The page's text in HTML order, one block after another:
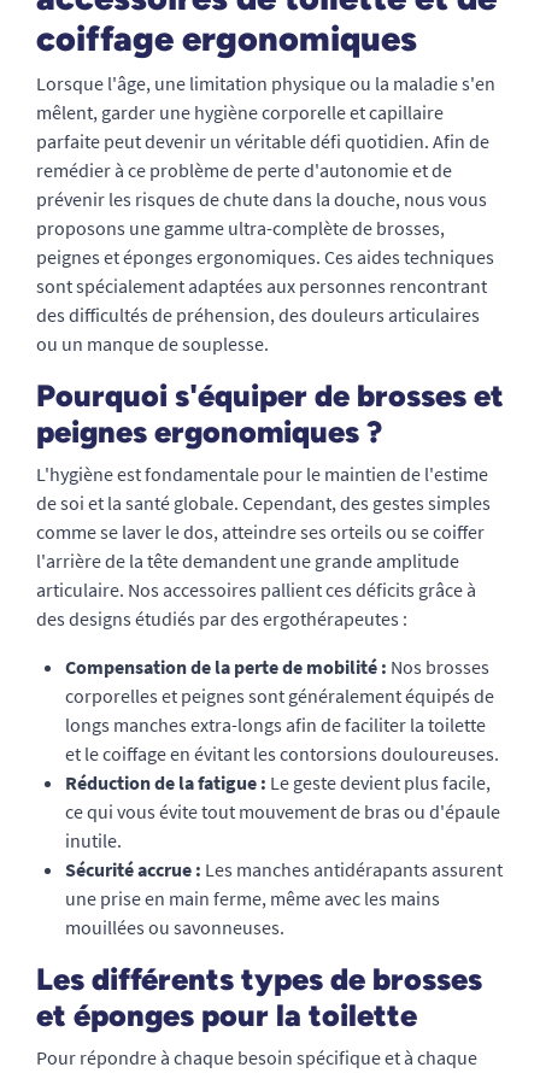
coiffage ergonomiques
Lorsque l'âge, une limitation physique ou la maladie s'en
mêlent, garder une hygiène corporelle et capillaire
parfaite peut devenir un véritable défi quotidien. Afin de
remédier à ce problème de perte d'autonomie et de
prévenir les risques de chute dans la douche, nous vous
proposons une gamme ultra-complète de brosses,
peignes et éponges ergonomiques. Ces aides techniques
sont spécialement adaptées aux personnes rencontrant
des difficultés de préhension, des douleurs articulaires
ou un manque de souplesse.
Pourquoi s'équiper de brosses et
peignes ergonomiques ?
L'hygiène est fondamentale pour le maintien de l'estime
de soi et la santé globale. Cependant, des gestes simples
comme se laver le dos, atteindre ses orteils ou se coiffer
l'arrière de la tête demandent une grande amplitude
articulaire. Nos accessoires pallient ces déficits grâce à
des designs étudiés par des ergothérapeutes :
Compensation de la perte de mobilité : Nos brosses
corporelles et peignes sont généralement équipés de
longs manches extra-longs afin de faciliter la toilette
et le coiffage en évitant les contorsions douloureuses.
Réduction de la fatigue : Le geste devient plus facile,
ce qui vous évite tout mouvement de bras ou d'épaule
inutile.
Sécurité accrue : Les manches antidérapants assurent
une prise en main ferme, même avec les mains
mouillées ou savonneuses.
Les différents types de brosses
et éponges pour la toilette
Pour répondre à chaque besoin spécifique et à chaque